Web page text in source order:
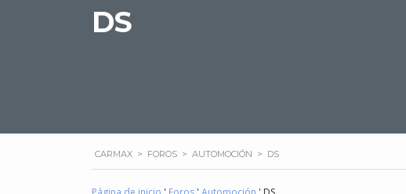
DS
CARMAX > FOROS > AUTOMOCIÓN > DS